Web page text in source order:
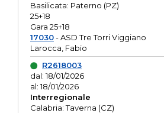
Basilicata: Paterno (PZ)
25+18
Gara 25+18
17030- ASD Tre Torri Viggiano
Larocca, Fabio
R2618003
dal: 18/01/2026
al: 18/01/2026
Interregionale
Calabria: Taverna (CZ)